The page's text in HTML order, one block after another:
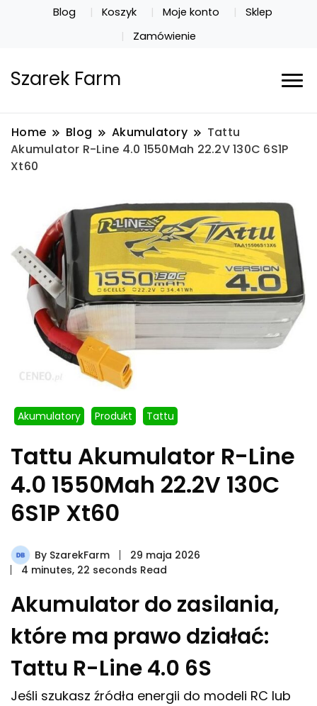
Blog Koszyk Moje konto
Sklep
Zamówienie
Szarek Farm
Home Blog Akumulatory
Tattu
Akumulator R-Line 4.0 1550Mah 22.2V 130C 6S1P
Xt60
Akumulatory Produkt Tattu
Tattu Akumulator R-Line
4.0 1550Mah 22.2V 130C
6S1P Xt60
By SzarekFarm
29 maja 2026
4 minutes, 22 seconds Read
Akumulator do zasilania,
które ma prawo działać:
Tattu R-Line 4.0 6S
Jeśli szukasz źródła energii do modeli RC lub